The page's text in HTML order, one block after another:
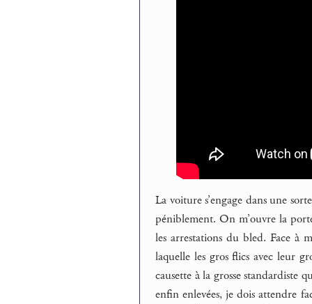
La voiture s’engage dans une
péniblement. On m’ouvre la
les arrestations du bled. Face à
laquelle les gros flics avec leur
causette à la grosse standardiste
enfin enlevées, je dois attendre